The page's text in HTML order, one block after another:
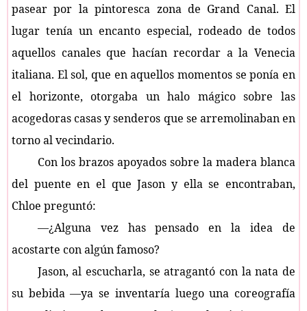
pasear por la pintoresca zona de Grand Canal. El
lugar tenía un encanto especial, rodeado de todos
aquellos canales que hacían recordar a la Venecia
italiana. El sol, que en aquellos momentos se ponía en
el horizonte, otorgaba un halo mágico sobre las
acogedoras casas y senderos que se arremolinaban en
torno al vecindario.
Con los brazos apoyados sobre la madera blanca
del puente en el que Jason y ella se encontraban,
Chloe preguntó:
—¿Alguna vez has pensado en la idea de
acostarte con algún famoso?
Jason, al escucharla, se atragantó con la nata de
su bebida —ya se inventaría luego una coreografía